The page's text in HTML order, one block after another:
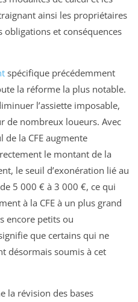
ainsi les propriétaires
et conséquences
spécifique précédemment
la réforme la plus notable.
l’assiette imposable,
de nombreux loueurs. Avec
de la CFE augmente
le montant de la
le seuil d’exonération lié au
5 000 € à 3 000 €, ce qui
à la CFE à un plus grand
encore petits ou
que certains qui ne
désormais soumis à cet
la révision des bases